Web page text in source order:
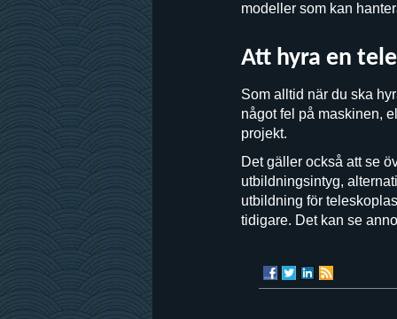
modeller som kan
Att hyra en
Som alltid när du ska
något fel på maskinen,
projekt.
Det gäller också att se
utbildningsintyg,
utbildning för
tidigare. Det kan se